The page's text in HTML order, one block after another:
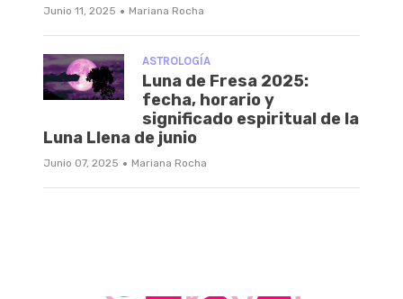
Junio 11, 2025 · Mariana Rocha
ASTROLOGÍA
Luna de Fresa 2025:
fecha, horario y
significado espiritual de la
Luna Llena de junio
Junio 07, 2025 · Mariana Rocha